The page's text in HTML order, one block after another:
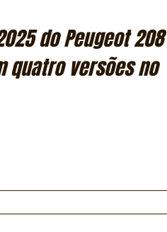
do Peugeot 208
quatro versões no